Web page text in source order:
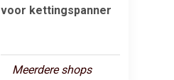
voor kettingspanner
Meerdere shops